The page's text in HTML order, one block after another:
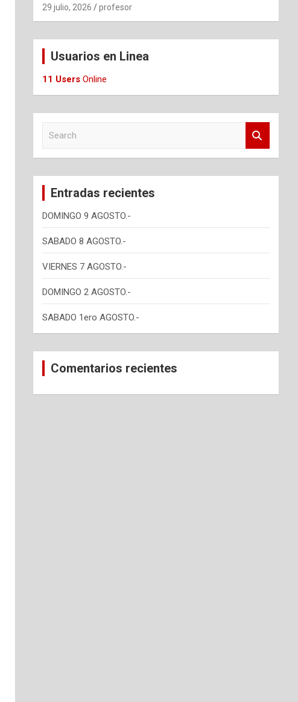
29 julio, 2026 profesor
Usuarios en Linea
11 Users Online
c
Entradas recientes
DOMINGO 9 AGOSTO.-
SABADO 8 AGOSTO.-
VIERNES 7 AGOSTO.-
DOMINGO 2 AGOSTO.-
SABADO 1ero AGOSTO.-
Comentarios recientes